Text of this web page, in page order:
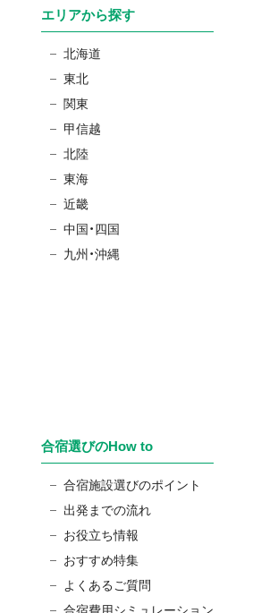
エリアから探す
北海道
東北
関東
甲信越
北陸
東海
近畿
中国・四国
九州・沖縄
合宿選びのHow to
合宿施設選びのポイント
出発までの流れ
お役立ち情報
おすすめ特集
よくあるご質問